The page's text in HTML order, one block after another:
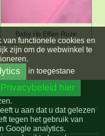
Baby rib Effen Roze
van functionele cookies en
zijn om de webwinkel te
in toegestane
Privacybeleid hier
u aan dat u dat gelezen
tegen het gebruik van
Google analytics.